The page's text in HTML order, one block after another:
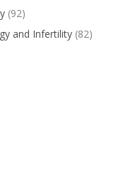
(92)
and Infertility (82)